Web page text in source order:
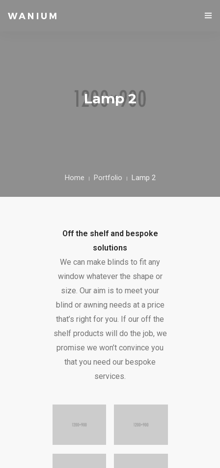
Lamp 2
Home Portfolio Lamp 2
Off the shelf and bespoke
solutions
We can make blinds to fit any
window whatever the shape or
size. Our aim is to meet your
blind or awning needs at a price
that’s right for you. If our off the
shelf products will do the job, we
promise we won’t convince you
that you need our bespoke
services.